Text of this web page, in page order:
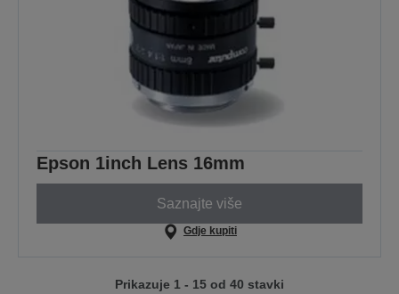
Epson 1inch Lens 16mm
Saznajte više
Gdje kupiti
Prikazuje 1 - 15 od 40 stavki